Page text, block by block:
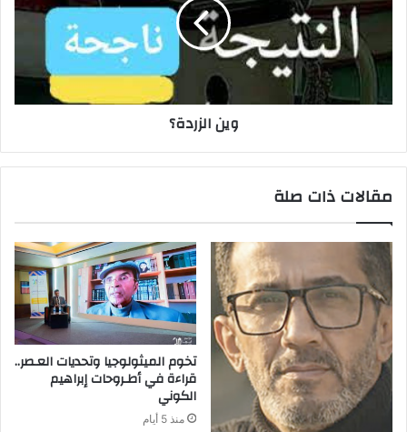
وين الزردة؟
مقالات ذات صلة
‬الكوني
منذ 5 أيام